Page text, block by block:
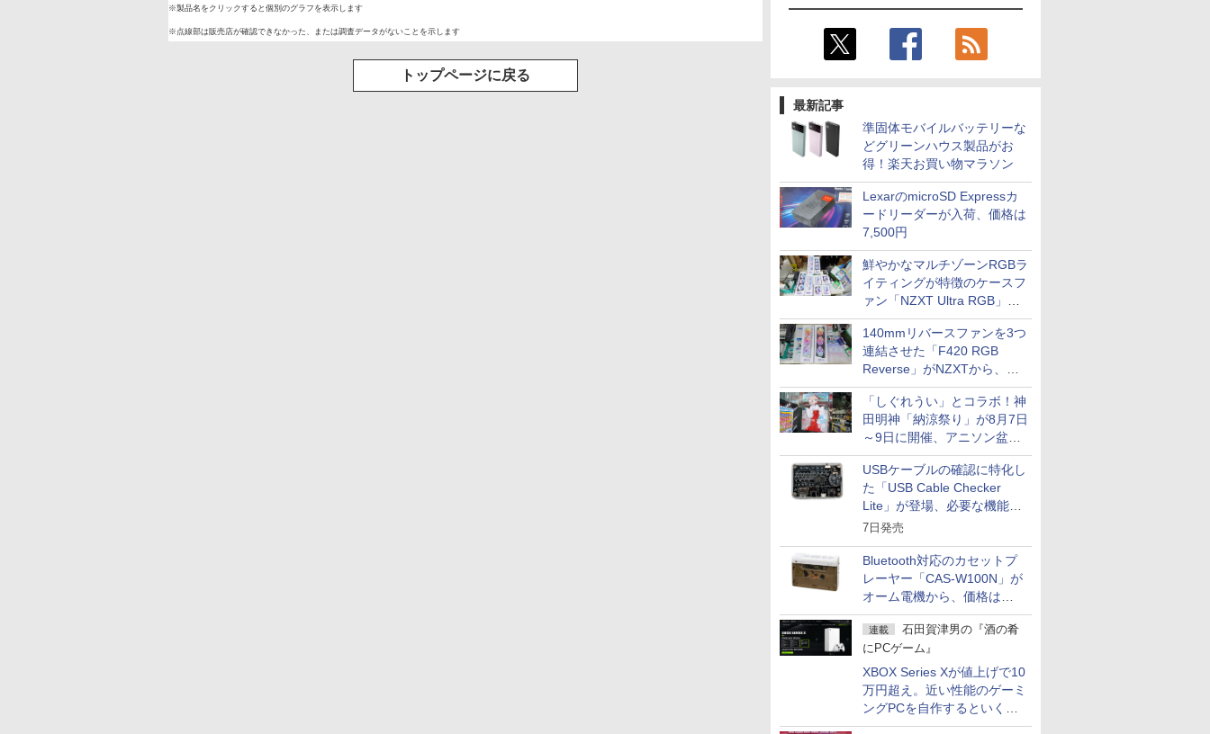
最新記事
準固体モバイルバッテリーな
どグリーンハウス製品がお
得！楽天お買い物マラソン
LexarのmicroSD Expressカ
ードリーダーが入荷、価格は
7,500円
鮮やかなマルチゾーンRGBラ
イティングが特徴のケースフ
ァン「NZXT Ultra RGB」が
発売、計8製品
140mmリバースファンを3つ
連結させた「F420 RGB
Reverse」がNZXTから、単
一フレーム採用
「しぐれうい」とコラボ！神
田明神「納涼祭り」が8月7日
～9日に開催、アニソン盆踊
りや屋台グルメなどもあり
USBケーブルの確認に特化し
た「USB Cable Checker
Lite」が登場、必要な機能を
凝縮しコンパクトに
7日発売
Bluetooth対応のカセットプ
レーヤー「CAS-W100N」が
オーム電機から、価格は
5,940円
連載
石田賀津男の『酒の肴
にPCゲーム』
XBOX Series Xが値上げで10
万円超え。近い性能のゲーミ
ングPCを自作するといくら
になる？
※製品名をクリックすると個別のグラフを表示します
※点線部は販売店が確認できなかった、または調査データがないことを示します
トップページに戻る